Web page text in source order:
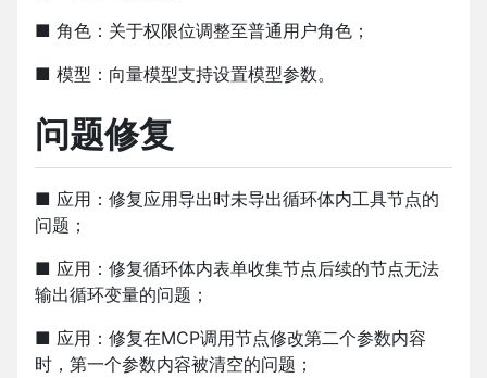
■ 角色：关于权限位调整至普通用户角色；
■ 模型：向量模型支持设置模型参数。
问题修复
■ 应用：修复应用导出时未导出循环体内工具节点的
问题；
■ 应用：修复循环体内表单收集节点后续的节点无法
输出循环变量的问题；
■ 应用：修复在MCP调用节点修改第二个参数内容
时，第一个参数内容被清空的问题；